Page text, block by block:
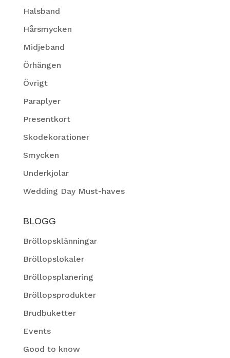
Halsband
Hårsmycken
Midjeband
Örhängen
Övrigt
Paraplyer
Presentkort
Skodekorationer
Smycken
Underkjolar
Wedding Day Must-haves
BLOGG
Bröllopsklänningar
Bröllopslokaler
Bröllopsplanering
Bröllopsprodukter
Brudbuketter
Events
Good to know